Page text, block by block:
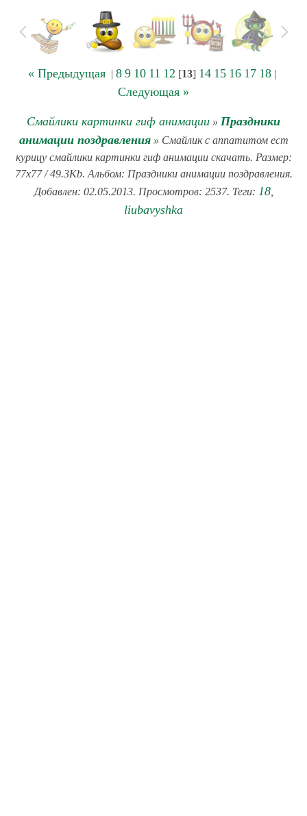
« Предыдущая | 8 9 10 11 12 [13] 14 15 16 17 18 |
Следующая »
Смайлики картинки гиф анимации » Праздники
анимации поздравления» Смайлик с аппатитом ест
курицу смайлики картинки гиф анимации скачать. Размер:
77x77 / 49.3Kb. Альбом: Праздники анимации поздравления.
Добавлен: 02.05.2013. Просмотров: 2537. Теги: 18,
liubavyshka